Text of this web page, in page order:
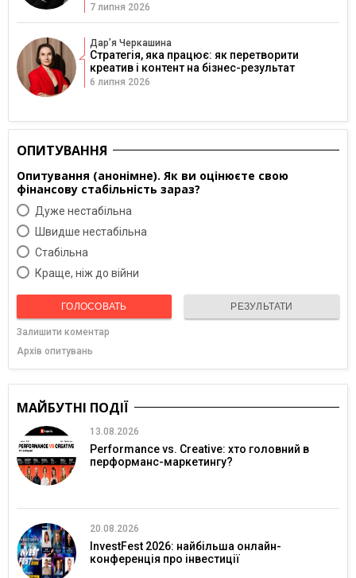
7 липня 2026
Дарʼя Черкашина
Стратегія, яка працює: як перетворити
креатив і контент на бізнес-результат
6 липня 2026
ОПИТУВАННЯ
Опитування (анонімне). Як ви оцінюєте свою
фінансову стабільність зараз?
Дуже нестабільна
Швидше нестабільна
Cтабільна
Краще, ніж до війни
ГОЛОСОВАТЬ РЕЗУЛЬТАТИ
Залишити коментар
Архів опитувань
МАЙБУТНІ ПОДІЇ
13.08.2026
Performance vs. Creative: хто головний в
перформанс-маркетингу?
20.08.2026
InvestFest 2026: найбільша онлайн-
конференція про інвестиції